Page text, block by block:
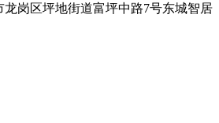
龙岗区坪地街道富坪中路7号东城智居